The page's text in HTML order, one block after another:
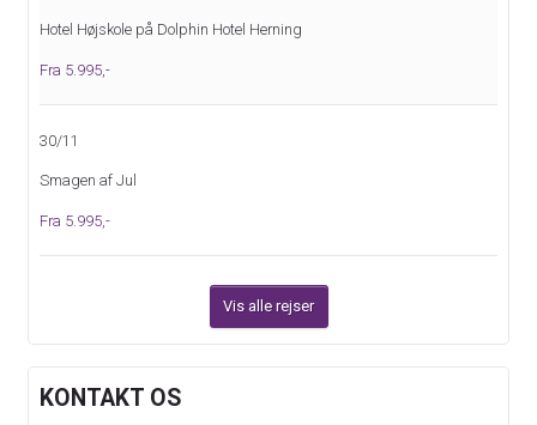
Hotel Højskole på Dolphin Hotel Herning
Fra 5.995,-
30/11
Smagen af Jul
Fra 5.995,-
Vis alle rejser
KONTAKT OS